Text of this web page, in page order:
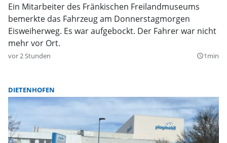
Ein Mitarbeiter des Fränkischen Freilandmuseums
bemerkte das Fahrzeug am Donnerstagmorgen
Eisweiherweg. Es war aufgebockt. Der Fahrer war nicht
mehr vor Ort.
vor 2 Stunden query_builder1min
DIETENHOFEN